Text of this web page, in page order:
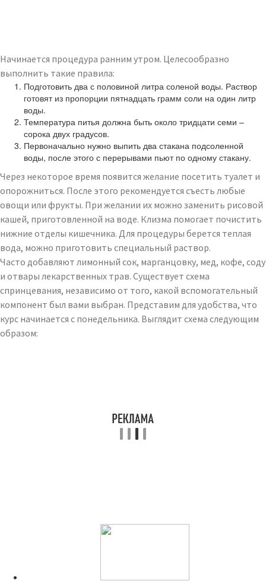
Начинается процедура ранним утром. Целесообразно
выполнить такие правила:
Подготовить два с половиной литра соленой воды. Раствор
готовят из пропорции пятнадцать грамм соли на один литр
воды.
Температура питья должна быть около тридцати семи –
сорока двух градусов.
Первоначально нужно выпить два стакана подсоленной
воды, после этого с перерывами пьют по одному стакану.
Через некоторое время появится желание посетить туалет и
опорожниться. После этого рекомендуется съесть любые
овощи или фрукты. При желании их можно заменить рисовой
кашей, приготовленной на воде. Клизма помогает почистить
нижние отделы кишечника. Для процедуры берется теплая
вода, можно приготовить специальный раствор.
Часто добавляют лимонный сок, марганцовку, мед, кофе, соду
и отвары лекарственных трав. Существует схема
спринцевания, независимо от того, какой вспомогательный
компонент был вами выбран. Представим для удобства, что
курс начинается с понедельника. Выглядит схема следующим
образом: